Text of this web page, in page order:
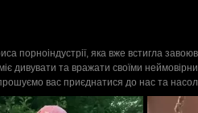
порноіндустрії, яка вже встигла
дивувати та вражати своїми
вас приєднатися до нас та